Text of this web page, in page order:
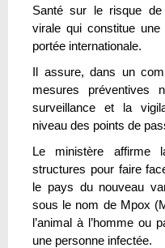
Santé sur le risque de
virale qui constitue
portée internationale.
Il assure, dans un
mesures préventives
surveillance et la
niveau des points de
Le ministère affirme
structures pour faire
le pays du nouveau
sous le nom de Mpox
l’animal à l’homme ou
une personne infectée.